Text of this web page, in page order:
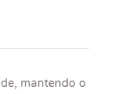
mantendo o